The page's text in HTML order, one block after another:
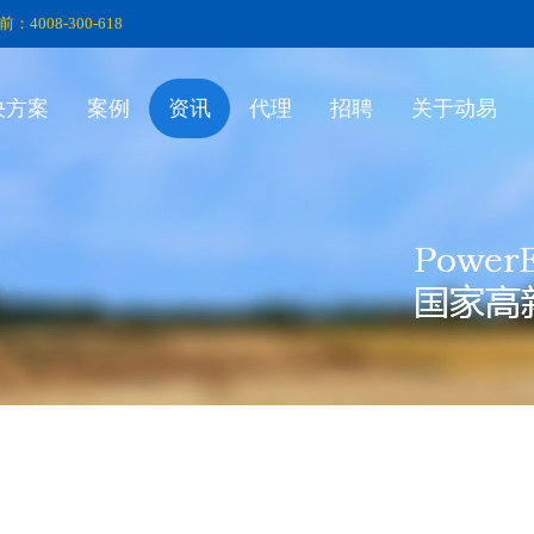
：4008-300-618
方案 案例 资讯 代理 招聘 关于动易